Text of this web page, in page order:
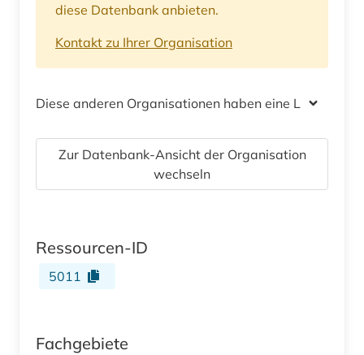
diese Datenbank anbieten.
Kontakt zu Ihrer Organisation
Diese anderen Organisationen haben eine Lizenz
Zur Datenbank-Ansicht der Organisation
wechseln
Ressourcen-ID
5011
Fachgebiete